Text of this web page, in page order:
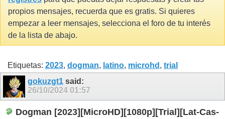
propios mensajes, recuerda que es gratis. Si quieres
empezar a leer mensajes, selecciona el foro de tu interés
de la lista de abajo.
Etiquetas: 2023, dogman, latino, microhd , trial
gokuzgt1 said:
26/10/2024 01:57
Dogman [2023][MicroHD][1080p][Trial][Lat-Cas-